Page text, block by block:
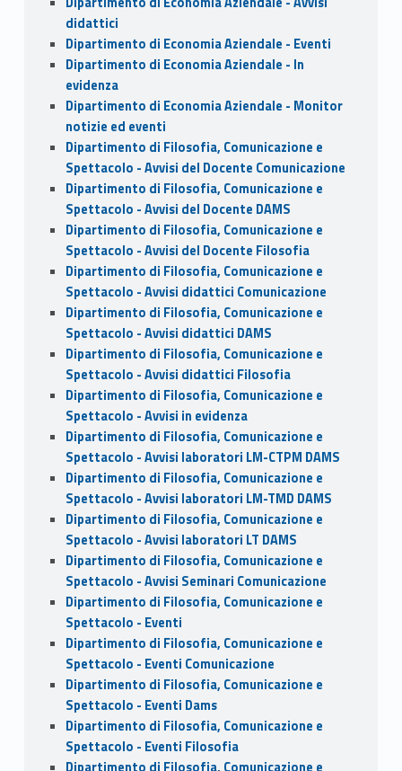
didattici
Dipartimento di Economia Aziendale - Eventi
Dipartimento di Economia Aziendale - In
evidenza
Dipartimento di Economia Aziendale - Monitor
notizie ed eventi
Dipartimento di Filosofia, Comunicazione e
Spettacolo - Avvisi del Docente Comunicazione
Dipartimento di Filosofia, Comunicazione e
Spettacolo - Avvisi del Docente DAMS
Dipartimento di Filosofia, Comunicazione e
Spettacolo - Avvisi del Docente Filosofia
Dipartimento di Filosofia, Comunicazione e
Spettacolo - Avvisi didattici Comunicazione
Dipartimento di Filosofia, Comunicazione e
Spettacolo - Avvisi didattici DAMS
Dipartimento di Filosofia, Comunicazione e
Spettacolo - Avvisi didattici Filosofia
Dipartimento di Filosofia, Comunicazione e
Spettacolo - Avvisi in evidenza
Dipartimento di Filosofia, Comunicazione e
Spettacolo - Avvisi laboratori LM-CTPM DAMS
Dipartimento di Filosofia, Comunicazione e
Spettacolo - Avvisi laboratori LM-TMD DAMS
Dipartimento di Filosofia, Comunicazione e
Spettacolo - Avvisi laboratori LT DAMS
Dipartimento di Filosofia, Comunicazione e
Spettacolo - Avvisi Seminari Comunicazione
Dipartimento di Filosofia, Comunicazione e
Spettacolo - Eventi
Dipartimento di Filosofia, Comunicazione e
Spettacolo - Eventi Comunicazione
Dipartimento di Filosofia, Comunicazione e
Spettacolo - Eventi Dams
Dipartimento di Filosofia, Comunicazione e
Spettacolo - Eventi Filosofia